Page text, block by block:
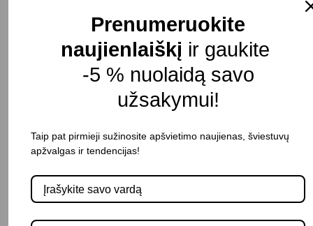
Aukštis: 55 mm
Korpuso spalva: Juoda
Atsparumas drėgmei: IP20
Pristatymo terminas: 10 – 15 d. d.
Į KREPŠELĮ
Prenumeruokite
naujienlaiškį ir gaukite
-5 % nuolaidą savo
užsakymui!
Taip pat pirmieji sužinosite apšvietimo naujienas, šviestuvų
apžvalgas ir tendencijas!